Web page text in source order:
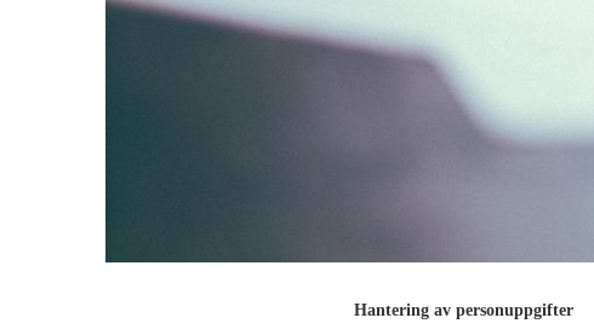
Hantering av personuppgifter